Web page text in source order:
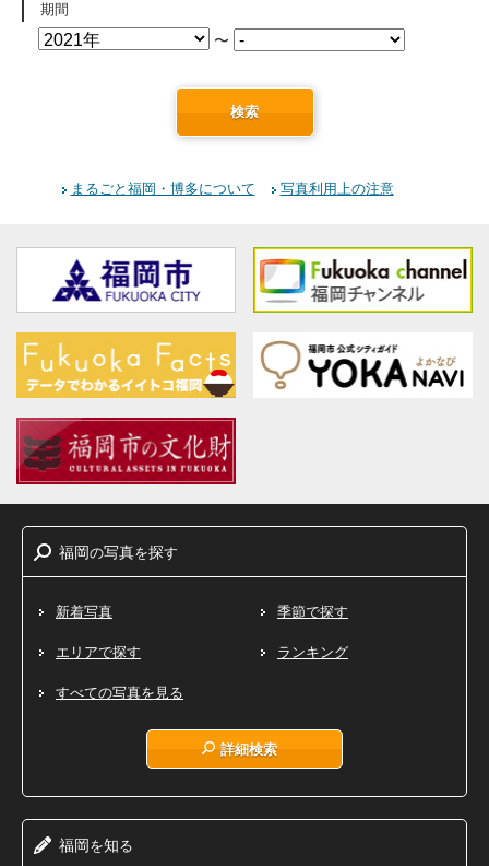
期間
〜
検索
まるごと福岡・博多について 写真利用上の注意
福岡の写真を探す
新着写真 季節で探す
エリアで探す ランキング
すべての写真を見る
詳細検索
福岡を知る